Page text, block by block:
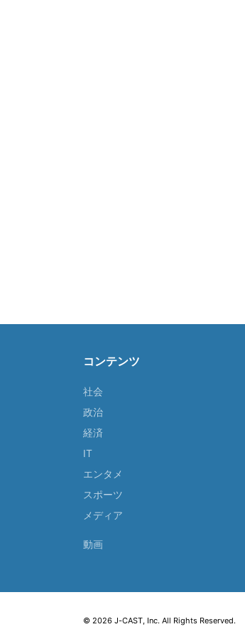
コンテンツ
社会
政治
経済
IT
エンタメ
スポーツ
メディア
動画
© 2026 J-CAST, Inc. All Rights Reserved.